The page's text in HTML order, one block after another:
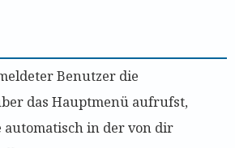
Benutzer die
das Hauptmenü aufrufst,
automatisch in der von dir